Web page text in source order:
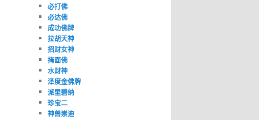
必打佛
必达佛
成功佛牌
拉胡天神
招财女神
掩面佛
水财神
泽度金佛牌
派里碧纳
珍宝二
神兽崇迪